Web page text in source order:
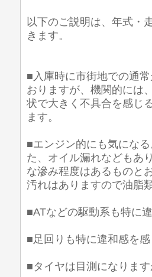
以下のご説明は、年式・
きます。
■入庫時に市街地での通
おりますが、機関的には
状で大きく不具合を感じ
ます。
■エンジン的にも気にな
た、オイル漏れなどもあ
な滲み程度はあるものと
汚れはありますので油脂
■ATなどの駆動系も特に
■足回りも特に違和感を
■タイヤは目測になりま